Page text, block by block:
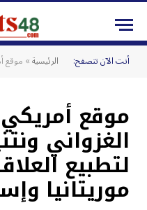
أنت الآن تتصفح: الرئيسية» موقع
موقع
الغزواني
لتطبيع
موريتانيا